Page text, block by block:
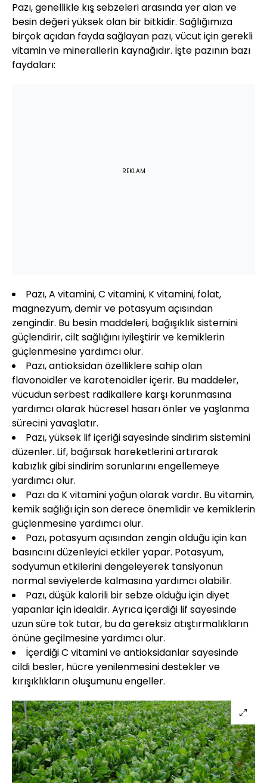
Pazı, genellikle kış sebzeleri arasında yer alan ve
besin değeri yüksek olan bir bitkidir. Sağlığımıza
birçok açıdan fayda sağlayan pazı, vücut için gerekli
vitamin ve minerallerin kaynağıdır. İşte pazının bazı
faydaları:
REKLAM
Pazı, A vitamini, C vitamini, K vitamini, folat,
magnezyum, demir ve potasyum açısından
zengindir. Bu besin maddeleri, bağışıklık sistemini
güçlendirir, cilt sağlığını iyileştirir ve kemiklerin
güçlenmesine yardımcı olur.
Pazı, antioksidan özelliklere sahip olan
flavonoidler ve karotenoidler içerir. Bu maddeler,
vücudun serbest radikallere karşı korunmasına
yardımcı olarak hücresel hasarı önler ve yaşlanma
sürecini yavaşlatır.
Pazı, yüksek lif içeriği sayesinde sindirim sistemini
düzenler. Lif, bağırsak hareketlerini artırarak
kabızlık gibi sindirim sorunlarını engellemeye
yardımcı olur.
Pazı da K vitamini yoğun olarak vardır. Bu vitamin,
kemik sağlığı için son derece önemlidir ve kemiklerin
güçlenmesine yardımcı olur.
Pazı, potasyum açısından zengin olduğu için kan
basıncını düzenleyici etkiler yapar. Potasyum,
sodyumun etkilerini dengeleyerek tansiyonun
normal seviyelerde kalmasına yardımcı olabilir.
Pazı, düşük kalorili bir sebze olduğu için diyet
yapanlar için idealdir. Ayrıca içerdiği lif sayesinde
uzun süre tok tutar, bu da gereksiz atıştırmalıkların
önüne geçilmesine yardımcı olur.
İçerdiği C vitamini ve antioksidanlar sayesinde
cildi besler, hücre yenilenmesini destekler ve
kırışıklıkların oluşumunu engeller.